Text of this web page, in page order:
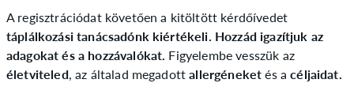
A regisztrációdat követően a kitöltött kérdőívedet
táplálkozási tanácsadónk kiértékeli. Hozzád igazítjuk az
adagokat és a hozzávalókat. Figyelembe vesszük az
életviteled, az általad megadottallergéneketés acéljaidat.